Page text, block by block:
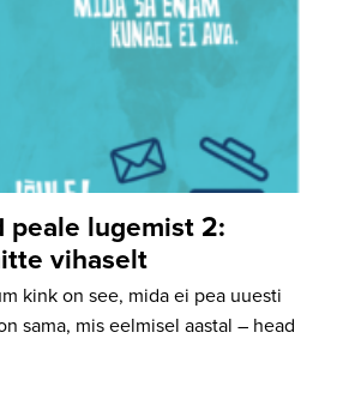
peale lugemist 2:
vihaselt
kink on see, mida ei pea uuesti
sama, mis eelmisel aastal – head